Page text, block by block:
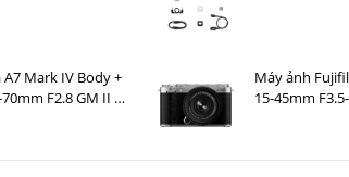
Mark IV Body +
F2.8 GM II +
Máy ảnh
15-45mm